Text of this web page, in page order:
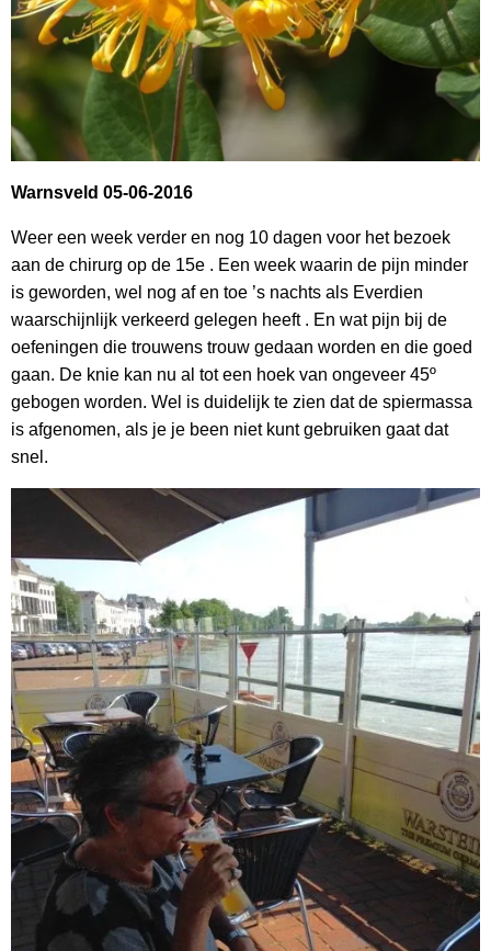
Warnsveld 05-06-2016
Weer een week verder en nog 10 dagen voor het bezoek
aan de chirurg op de 15e . Een week waarin de pijn minder
is geworden, wel nog af en toe ’s nachts als Everdien
waarschijnlijk verkeerd gelegen heeft . En wat pijn bij de
oefeningen die trouwens trouw gedaan worden en die goed
gaan. De knie kan nu al tot een hoek van ongeveer 45º
gebogen worden. Wel is duidelijk te zien dat de spiermassa
is afgenomen, als je je been niet kunt gebruiken gaat dat
snel.